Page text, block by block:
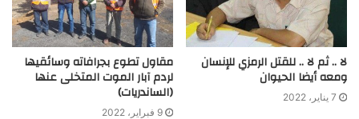
لا .. ثم لا .. للقتل الرمزي للإنسان
ومعه أيضا الحيوان
7 يناير، 2022
مقاول تطوع بجرافاته وسائقيها
لردم آبار الموت المتخلى عنها
(الساندريات)
9 فبراير، 2022